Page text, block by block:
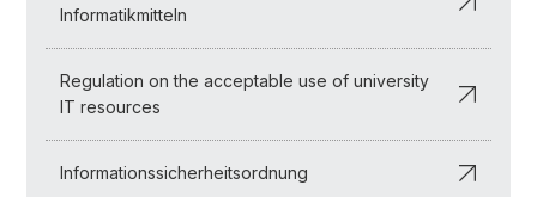
Informatikmitteln
Regulation on the acceptable use of university
IT resources
Informationssicherheitsordnung